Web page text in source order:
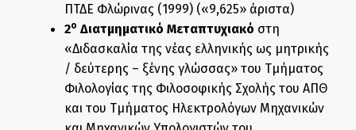
ΠΤΔΕ Φλώρινας (1999) («9,625» άριστα)
2ο Διατμηματικό Μεταπτυχιακό στη
«Διδασκαλία της νέας ελληνικής ως μητρικής
/ δεύτερης – ξένης γλώσσας» του Τμήματος
Φιλολογίας της Φιλοσοφικής Σχολής του ΑΠΘ
και του Τμήματος Ηλεκτρολόγων Μηχανικών